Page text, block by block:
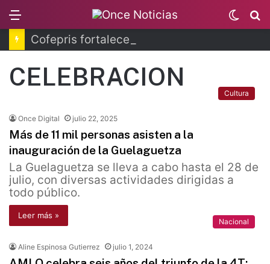
Switch
skin
CELEBRACION
Cultura
Once Digital julio 22, 2025
Más de 11 mil personas asisten a la
inauguración de la Guelaguetza
La Guelaguetza se lleva a cabo hasta el 28 de
julio, con diversas actividades dirigidas a
todo público.
Leer más »
Nacional
Aline Espinosa Gutierrez julio 1, 2024